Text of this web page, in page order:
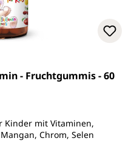
von 4.7 von 5 Sternen
- Fruchtgummis - 60
mit Vitaminen,
Chrom, Selen